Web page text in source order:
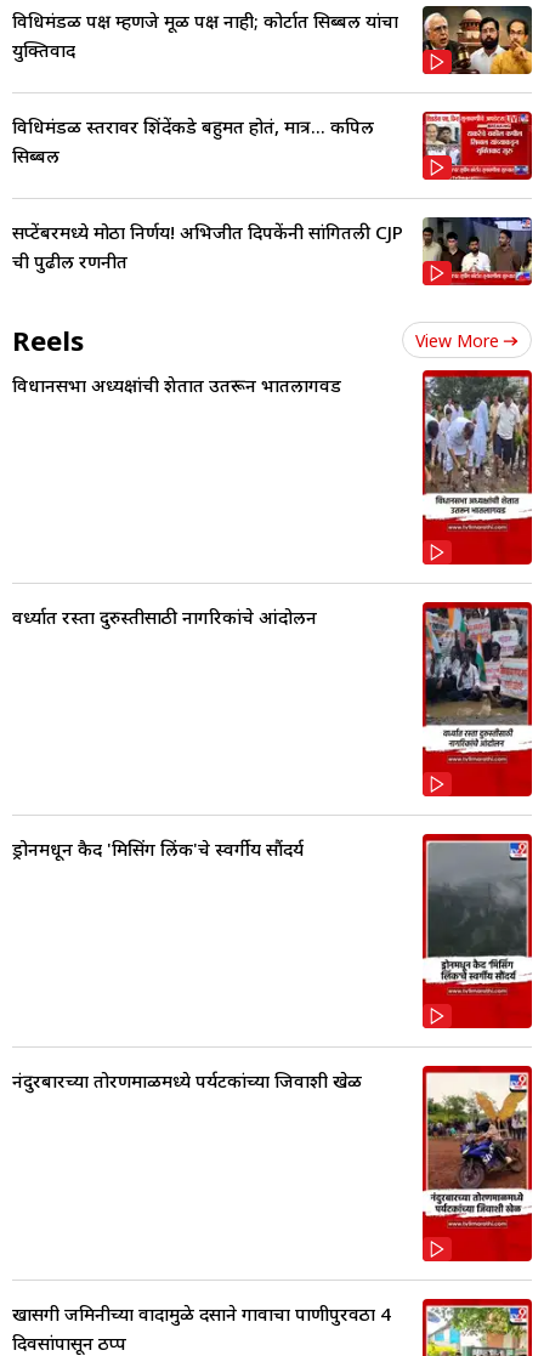
विधिमंडळ पक्ष म्हणजे मूळ पक्ष नाही; कोर्टात सिब्बल यांचा
युक्तिवाद
विधिमंडळ स्तरावर शिंदेंकडे बहुमत होतं, मात्र... कपिल
सिब्बल
सप्टेंबरमध्ये मोठा निर्णय! अभिजीत दिपकेंनी सांगितली CJP
ची पुढील रणनीत
Reels View More
विधानसभा अध्यक्षांची शेतात उतरून भातलागवड
वर्ध्यात रस्ता दुरुस्तीसाठी नागरिकांचे आंदोलन
ड्रोनमधून कैद 'मिसिंग लिंक'चे स्वर्गीय सौंदर्य
नंदुरबारच्या तोरणमाळमध्ये पर्यटकांच्या जिवाशी खेळ
खासगी जमिनीच्या वादामुळे दसाने गावाचा पाणीपुरवठा 4
दिवसांपासून ठप्प